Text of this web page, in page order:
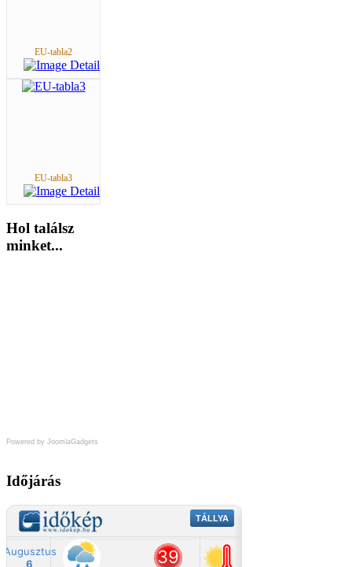
EU-tabla2
EU-tabla3
Hol találsz
minket...
Powered by JoomlaGadgets
Időjárás